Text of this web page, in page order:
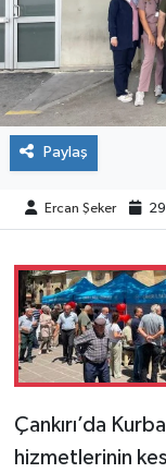
Paylaş
Ercan Şeker
Çankırı’da
hizmetlerinin
RESMİ
KÜLTÜR
TURİZM
MAGAZİN
VEFAT
BÖLGE
DÜNYA